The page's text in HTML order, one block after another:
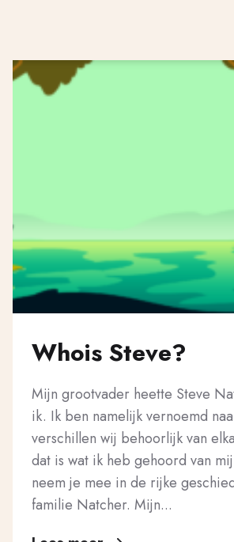
Whois Steve?
Mijn grootvader heette Steve
ik. Ik ben namelijk vernoemd
verschillen wij behoorlijk van
dat is wat ik heb gehoord van
neem je mee in de rijke
familie Natcher. Mijn...